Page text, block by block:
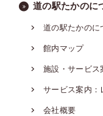
道の駅たかのに
道の駅たかのに
館内マップ
施設・サービス
サービス案内：
会社概要